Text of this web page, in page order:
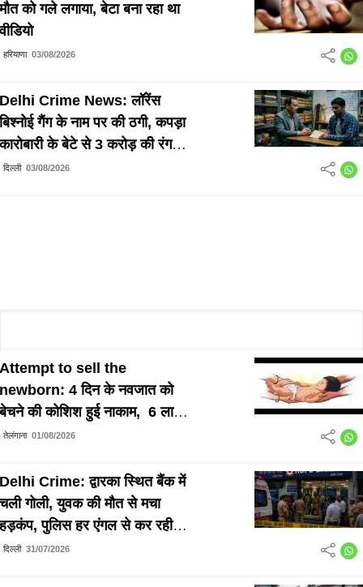
मौत को गले लगाया, बेटा बना रहा था
वीडियो
हरियाणा 03/08/2026
Delhi Crime News: लॉरेंस
बिश्नोई गैंग के नाम पर की ठगी, कपड़ा
कारोबारी के बेटे से 3 करोड़ की रंगदारी
मांगने का आरोप
दिल्ली 03/08/2026
Attempt to sell the
newborn: 4 दिन के नवजात को
बेचने की कोशिश हुई नाकाम, 6 लाख
में तय हुई थी नवजात की डील
तेलंगाना 01/08/2026
Delhi Crime: द्वारका स्थित बैंक में
चली गोली, युवक की मौत से मचा
हड़कंप, पुलिस हर एंगल से कर रही
मामले की जांच
दिल्ली 31/07/2026